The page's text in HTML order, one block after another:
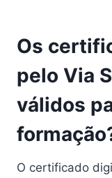
Os
pelo Via
válidos
O certificado